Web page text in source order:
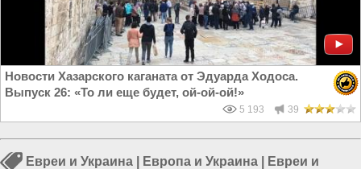
Новости Хазарского каганата от Эдуарда Ходоса.
Выпуск 26: «То ли еще будет, ой-ой-ой!»
5 193 39
Евреи и Украина Европа и Украина
Евреи и